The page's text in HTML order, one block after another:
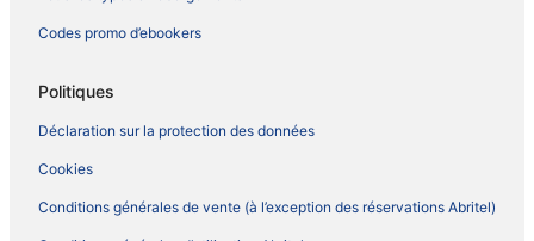
Codes promo d’ebookers
Politiques
Déclaration sur la protection des données
Cookies
Conditions générales de vente (à l’exception des réservations Abritel)